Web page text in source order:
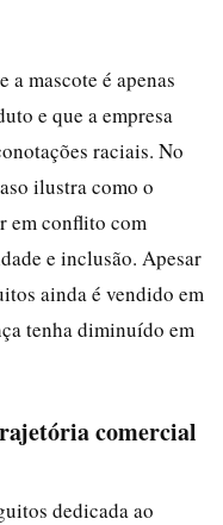
a mascote é apenas
e que a empresa
raciais. No
ilustra como o
em conflito com
e inclusão. Apesar
ainda é vendido em
tenha diminuído em
comercial
dedicada ao